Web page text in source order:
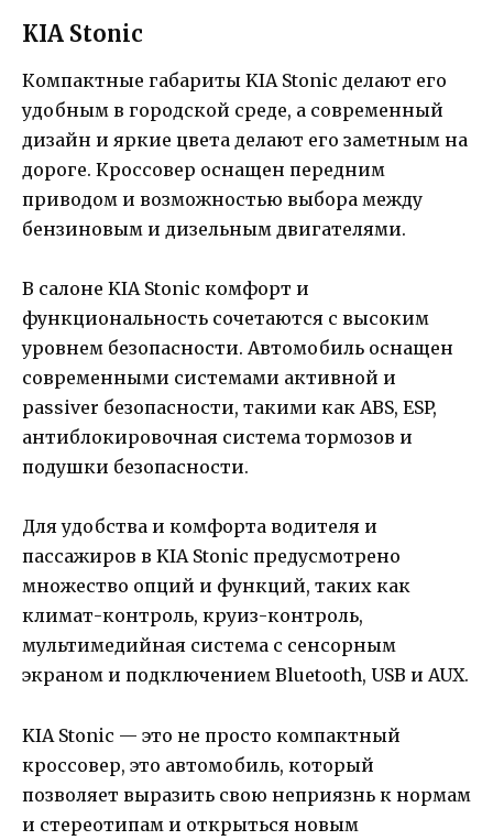
KIA Stonic
Компактные габариты KIA Stonic делают его
удобным в городской среде, а современный
дизайн и яркие цвета делают его заметным на
дороге. Кроссовер оснащен передним
приводом и возможностью выбора между
бензиновым и дизельным двигателями.
В салоне KIA Stonic комфорт и
функциональность сочетаются с высоким
уровнем безопасности. Автомобиль оснащен
современными системами активной и
passiver безопасности, такими как ABS, ESP,
антиблокировочная система тормозов и
подушки безопасности.
Для удобства и комфорта водителя и
пассажиров в KIA Stonic предусмотрено
множество опций и функций, таких как
климат-контроль, круиз-контроль,
мультимедийная система с сенсорным
экраном и подключением Bluetooth, USB и AUX.
KIA Stonic — это не просто компактный
кроссовер, это автомобиль, который
позволяет выразить свою неприязнь к нормам
и стереотипам и открыться новым